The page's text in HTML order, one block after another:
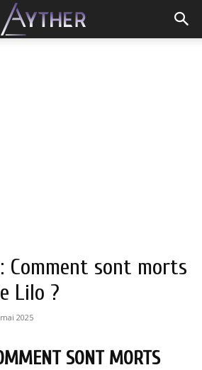
Comment sont morts
Lilo ?
2025
SONT MORTS